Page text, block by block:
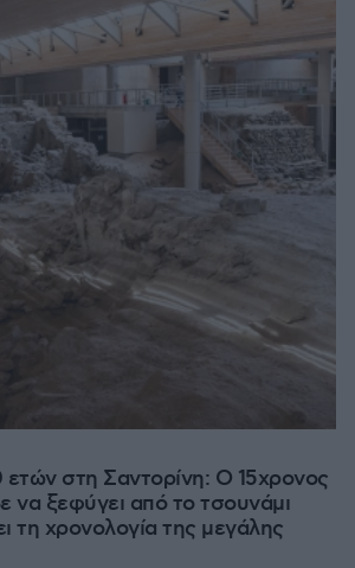
στη Σαντορίνη: Ο 15χρονος
να ξεφύγει από το τσουνάμι
τη χρονολογία της μεγάλης